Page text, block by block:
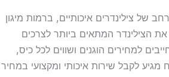
של צילינדרים איכותיים, ברמות מיגון
הצילינדר המתאים ביותר לצרכים
למחירים הוגנים ושווים לכל כיס,
מגיע לקבל שירות איכותי ומקצועי במחיר